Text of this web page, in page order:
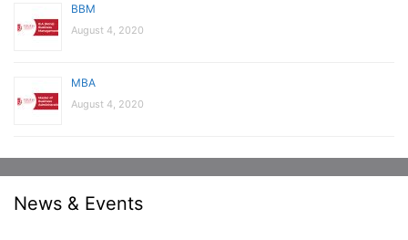
BBM
August 4, 2020
MBA
August 4, 2020
News & Events